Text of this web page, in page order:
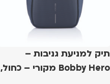
תיק למניעת גניבות –
Bobby Hero מקורי – כחול,